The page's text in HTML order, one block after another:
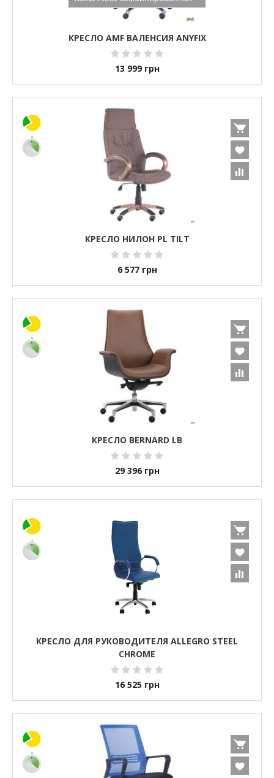
КРЕСЛО AMF ВАЛЕНСИЯ ANYFIX
13 999 грн
КРЕСЛО НИЛОН PL TILT
6 577 грн
КРЕСЛО BERNARD LB
29 396 грн
КРЕСЛО ДЛЯ РУКОВОДИТЕЛЯ ALLEGRO STEEL
CHROME
16 525 грн